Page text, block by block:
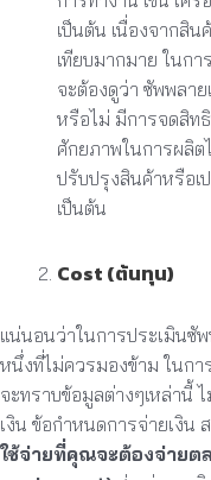
เป็นต้น เนื่องจากสิ
เทียบมากมาย ในก
จะต้องดูว่า ซัพพลา
หรือไม่ มีการจดสิท
ศักยภาพในการผลิต
ปรับปรุงสินค้าหรือเ
เป็นต้น
Cost (ต้นทุน)
แน่นอนว่าในการประเมินซั
หนึ่งที่ไม่ควรมองข้าม ในก
จะทราบข้อมูลต่างๆเหล่านี้
เงิน ข้อกำหนดการจ่ายเงิน
ใช้จ่ายที่คุณจะต้องจ่ายต